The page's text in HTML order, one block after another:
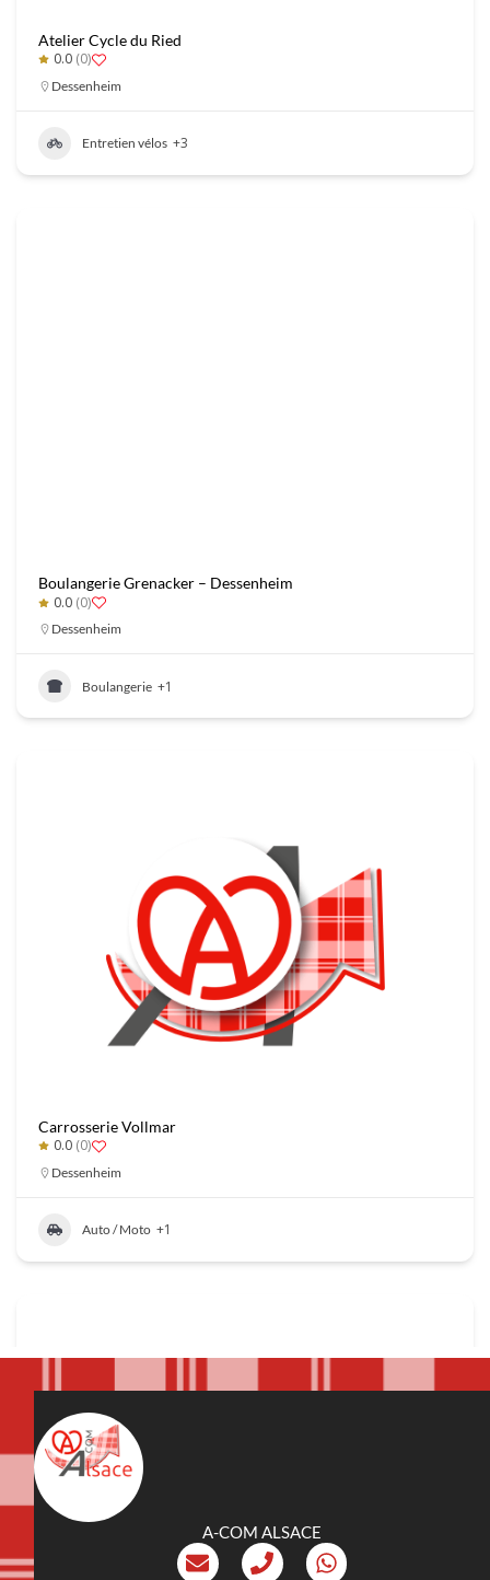
Atelier Cycle du Ried
0.0 (0)
Dessenheim
Entretien vélos +3
Boulangerie Grenacker – Dessenheim
0.0 (0)
Dessenheim
Boulangerie +1
Carrosserie Vollmar
0.0 (0)
Dessenheim
Auto / Moto +1
A-COM ALSACE